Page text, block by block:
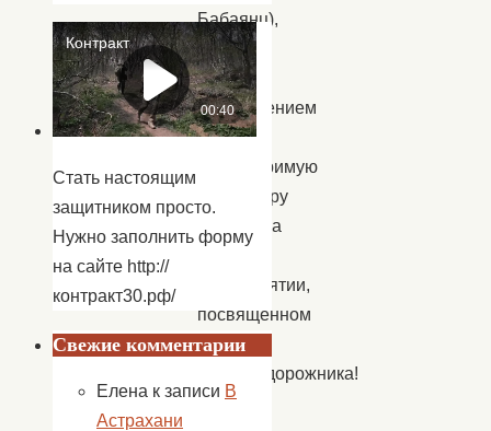
Бабаянц),
своим
ярким
выступлением
создали
неповторимую
атмосферу
праздника
мероприятии,
посвященном
Дню
железнодорожника!
Концерт
Стать настоящим
защитником просто.
Нужно заполнить форму
на сайте http://
контракт30.рф/
Свежие комментарии
Елена к записи В
Астрахани